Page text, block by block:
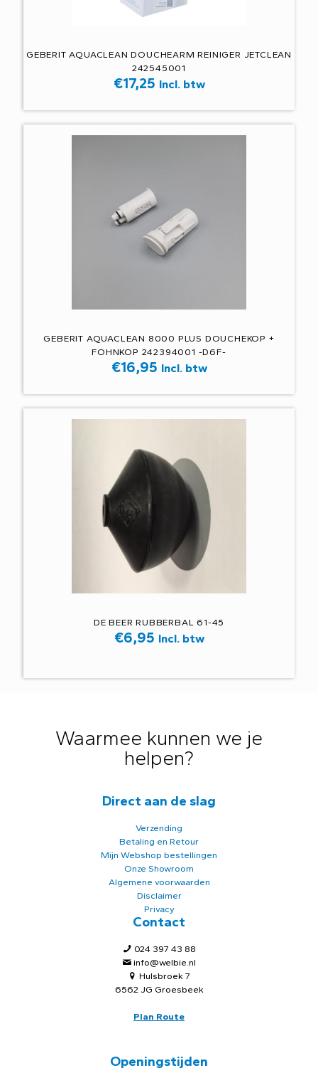
GEBERIT AQUACLEAN DOUCHEARM REINIGER JETCLEAN
242545001
€17,25 Incl. btw
GEBERIT AQUACLEAN 8000 PLUS DOUCHEKOP +
FOHNKOP 242394001 -D6F-
€16,95 Incl. btw
DE BEER RUBBERBAL 61-45
€6,95 Incl. btw
Waarmee kunnen we je
helpen?
Direct aan de slag
Verzending
Betaling en Retour
Mijn Webshop bestellingen
Onze Showroom
Algemene voorwaarden
Disclaimer
Privacy
Contact
024 397 43 88
info@welbie.nl
Hulsbroek 7
6562 JG Groesbeek
Plan Route
Openingstijden